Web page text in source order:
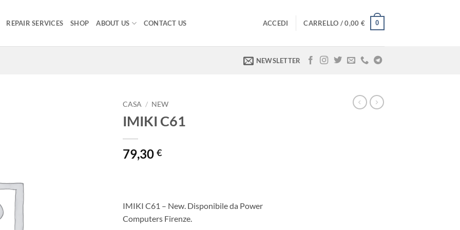
REPAIR SERVICES SHOP ABOUT US CONTACT US ACCEDI CARRELLO /0,00 € 0
NEWSLETTER
CASA / NEW
IMIKI C61
79,30 €
IMIKI C61 – New. Disponibile da Power
Computers Firenze.